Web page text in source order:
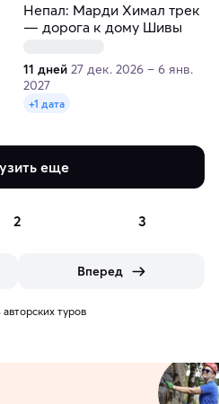
Непал: Марди Химал трек
— дорога к дому Шивы
11 дней 27 дек. 2026 – 6 янв.
2027
+1 дата
еще
2 3
Вперед
авторских туров